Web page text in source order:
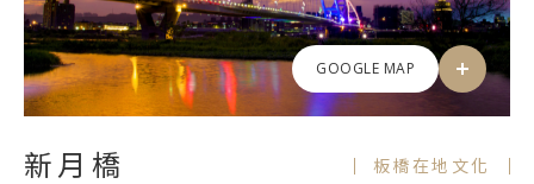
GOOGLE MAP
新月橋 板橋在地文化